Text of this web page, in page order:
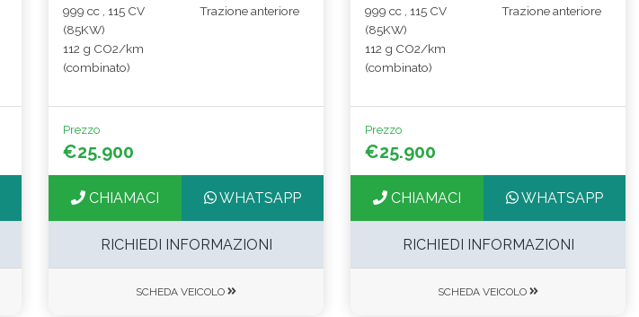
999 cc , 115 CV
(85KW)
112 g CO2/km
(combinato)
Trazione anteriore
Prezzo
€25.900
CHIAMACI WHATSAPP
RICHIEDI INFORMAZIONI
SCHEDA VEICOLO
999 cc , 115 CV
(85KW)
112 g CO2/km
(combinato)
Trazione anteriore
Prezzo
€25.900
CHIAMACI WHATSAPP
RICHIEDI INFORMAZIONI
SCHEDA VEICOLO